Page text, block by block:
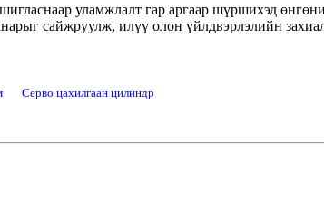
уламжлалт гар аргаар шүршихэд
сайжруулж, илүү олон үйлдвэрлэлийн
Серво цахилгаан цилиндр